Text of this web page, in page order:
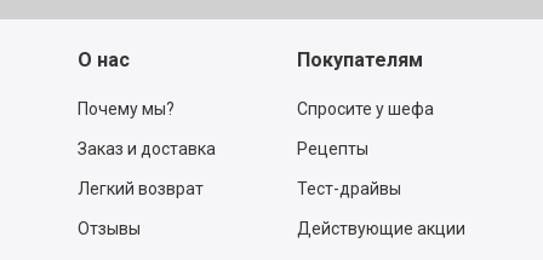
О нас
Почему мы?
Заказ и доставка
Легкий возврат
Отзывы
Покупателям
Спросите у шефа
Рецепты
Тест-драйвы
Действующие акции